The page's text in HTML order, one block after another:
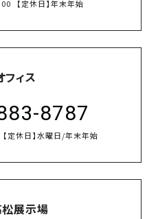
【定休日】年末年始
フィス
8787
【定休日】水曜日/年末年始
松展示場